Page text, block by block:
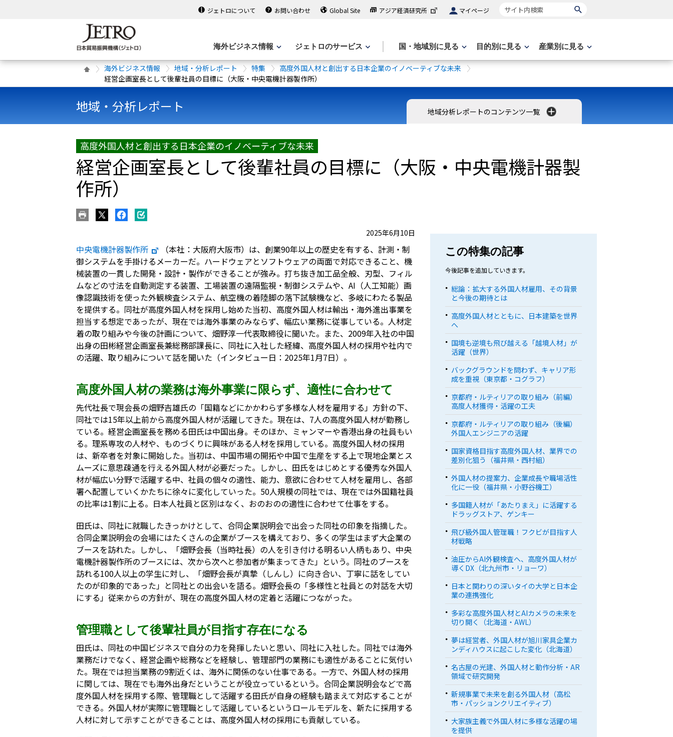
ジェトロについて お問い合わせ Global Site アジア経済研究所 マイページ サイト内検索
海外ビジネス情報 ジェトロのサービス 国・地域別に見る 目的別に見る 産業別に見る
海外ビジネス情報 地域・分析レポート 特集
高度外国人材と創出する日本企業のイノベーティブな未来
経営企画室長として後輩社員の目標に（大阪・中央電機計器製作所）
地域・分析レポート 地域分析レポートのコンテンツ一覧
高度外国人材と創出する日本企業のイノベーティブな未来
経営企画室長として後輩社員の目標に（大阪・中央電機計器製
作所）
2025年6月10日
中央電機計器製作所
（本社：大阪府大阪市）は、創業90年以上の歴史を有する、計測・制
御システムを手掛けるメーカーだ。ハードウェアとソフトウェアの両面で対応できること、機
械装置の一貫した開発・設計・製作ができることが強み。打ち抜き加工品全般、刃型、フィル
ムなどの寸法を自動測定する装置、工場装置の遠隔監視・制御システムや、AI（人工知能）画
像認識技術を使った外観検査システム、航空機の着陸脚の落下試験機など、多岐にわたる製品
を提供する。同社が高度外国人材を採用し始めた当初、高度外国人材は輸出・海外進出事業を
担当する想定であったが、現在では海外事業のみならず、幅広い業務に従事している。人材定
着の取り組みや今後の計画について、畑野淳一代表取締役に聞いた。また、2009年入社の中国
出身の田彬経営企画室長兼総務部課長に、同社に入社した経緯、高度外国人材の採用や社内で
の活躍、取り組みについて話を聞いた（インタビュー日：2025年1月7日）。
高度外国人材の業務は海外事業に限らず、適性に合わせて
先代社長で現会長の畑野吉雄氏の「国籍などにかかわらず多様な人材を雇用する」方針の下、
同社では15年以上前から高度外国人材が活躍してきた。現在は、7人の高度外国人材が勤務し
ている。経営企画室長を務める田氏は中国出身。そのほか、ミャンマーや香港出身の社員もい
る。理系専攻の人材や、ものづくりに興味がある人材を採用している。高度外国人材の採用
は、新卒者を対象に開始した。当初は、中国市場の開拓や中国で生産をする上で現地企業とス
ムーズに意思疎通を行える外国人材が必要だった。しかし、田氏をはじめとする優秀な外国人
材が幅広い分野で活躍する中、社員の個々の適性、能力、意欲に合わせて人材を雇用し、各部
署へ配置していくかたちに徐々に変化していった。50人規模の同社では、現在では外国籍社員
の比率は1割に上る。日本人社員と区別はなく、おのおのの適性に合わせて仕事をする。
田氏は、同社に就職したきっかけとして、合同企業説明会で出会った同社の印象を指摘した。
合同企業説明会の会場にはたくさんの企業がブースを構えており、多くの学生はまず大企業の
ブースを訪れた。しかし、「畑野会長（当時社長）の人を引き付ける明るい人柄もあり、中央
電機計器製作所のブースには、次から次へと参加者が集まってきた」という。同社のブースを
訪れる100人以上の学生に対し、「畑野会長が真摯（しんし）に向き合い、丁寧に話をしてい
たのが印象的であった」と同社との出会いを語る。畑野会長の「多様性と社員との対話を大切
にする」従来からの方針が、現在の高度外国人材の定着と活躍につながった。
管理職として後輩社員が目指す存在になる
田氏は、同社の中国ビジネスで自分の力を発揮したいと思い、同社に入社した。同社では海外
業務だけでなく、経営企画や総務などを経験し、管理部門の業務にも適性があることに気付い
た。現在では担当業務の9割近くは、海外に関係のない仕事である。一方で、外国人材の採用
に関しては、現在でも海外出身だということが役立っているという。合同企業説明会などで高
度外国人材を採用する際、管理職として活躍する田氏が自身の経験も踏まえて対応することが
できる。外国人材が実際に管理職として活躍しているというロールモデルを、新たに採用する
人材に対して示すことができることは、高度外国人材の採用にも貢献している。
この特集の記事
今後記事を追加していきます。
総論：拡大する外国人材雇用、その背景
と今後の期待とは
高度外国人材とともに、日本建築を世界
へ
国境も逆境も飛び越える「越境人材」が
活躍（世界）
バックグラウンドを問わず、キャリア形
成を重視（東京都・コグラフ）
京都府・ルティリアの取り組み（前編）
高度人材獲得・活躍の工夫
京都府・ルティリアの取り組み（後編）
外国人エンジニアの活躍
国家資格目指す高度外国人材、業界での
差別化狙う（福井県・西村組）
外国人材の提案力、企業成長や職場活性
化に一役（福井県・小野谷機工）
多国籍人材が「あたりまえ」に活躍する
ドラッグストア、ゲンキー
飛び級外国人管理職！フクビが目指す人
材戦略
油圧からAI外観検査へ、高度外国人材が
導くDX（北九州市・リョーワ）
日本と関わりの深いタイの大学と日本企
業の連携強化
多彩な高度外国人材とAIカメラの未来を
切り開く（北海道・AWL）
夢は経営者、外国人材が旭川家具企業カ
ンディハウスに起こした変化（北海道）
名古屋の光建、外国人材と動作分析・AR
領域で研究開発
新規事業で未来を創る外国人材（高松
市・パッションクリエイティブ）
大家族主義で外国人材に多様な活躍の場
を提供